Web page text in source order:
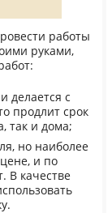
работы
руками,
делается с
продлит срок
так и дома;
но наиболее
и по
В качестве